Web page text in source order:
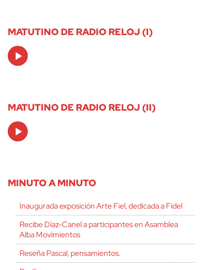
MATUTINO DE RADIO RELOJ (I)
Audio
Player
MATUTINO DE RADIO RELOJ (II)
Audio
Player
MINUTO A MINUTO
Inaugurada exposición Arte Fiel, dedicada a Fidel
Recibe Díaz-Canel a participantes en Asamblea
Alba Movimientos
Reseña Pascal, pensamientos.